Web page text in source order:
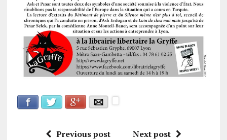
FacebookTwitterGoogle+E-mail
Previous post Next post